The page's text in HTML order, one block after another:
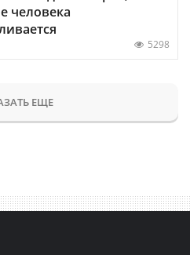
человека
5298
ЕЩЕ